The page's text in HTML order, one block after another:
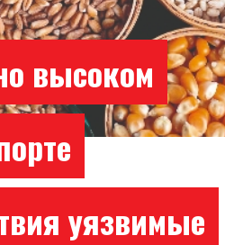
высоком
уязвимые